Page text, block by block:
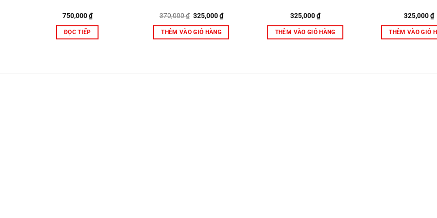
750,000₫
ĐỌC TIẾP
370,000₫ Giá
là:
370,000 ₫.
325,000₫Giá
hiện
tại
THÊM VÀO GIỎ HÀNG
325,000₫
THÊM VÀO GIỎ HÀNG
325,000₫
THÊM VÀO GIỎ